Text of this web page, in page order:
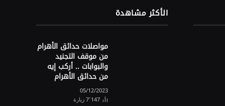
الأكثر مشاهدة
مواصلات حدائق الأهرام
من موقف التجنيد
والبوابات .. أركب إيه
من حدائق الأهرام
05/12/2023
7٬147زيارة